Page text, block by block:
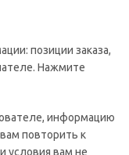
позиции заказа,
Нажмите
информацию
повторить к
условия вам не